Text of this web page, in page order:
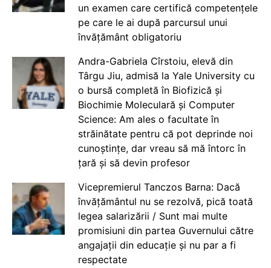
un examen care certifică competențele
pe care le ai după parcursul unui
învățământ obligatoriu
Andra-Gabriela Cîrstoiu, elevă din
Târgu Jiu, admisă la Yale University cu
o bursă completă în Biofizică și
Biochimie Moleculară și Computer
Science: Am ales o facultate în
străinătate pentru că pot deprinde noi
cunoștințe, dar vreau să mă întorc în
țară și să devin profesor
Vicepremierul Tanczos Barna: Dacă
învățământul nu se rezolvă, pică toată
legea salarizării / Sunt mai multe
promisiuni din partea Guvernului către
angajații din educație și nu par a fi
respectate